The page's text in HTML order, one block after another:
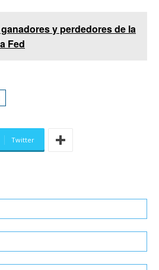
y perdedores de la
Fed
Twitter